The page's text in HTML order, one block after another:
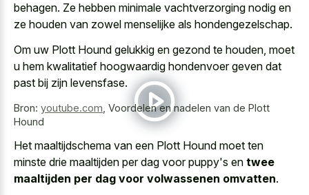
behagen. Ze hebben minimale vachtverzorging nodig en
ze houden van zowel menselijke als hondengezelschap.
Om uw Plott Hound gelukkig en gezond te houden, moet
u hem kwalitatief hoogwaardig hondenvoer geven dat
past bij zijn levensfase.
Bron: youtube.com Voordelen en nadelen van de Plott
Hound
Het maaltijdschema van een Plott Hound moet ten
minste drie maaltijden per dag voor puppy's en twee
maaltijden per dag voor volwassenen omvatten.